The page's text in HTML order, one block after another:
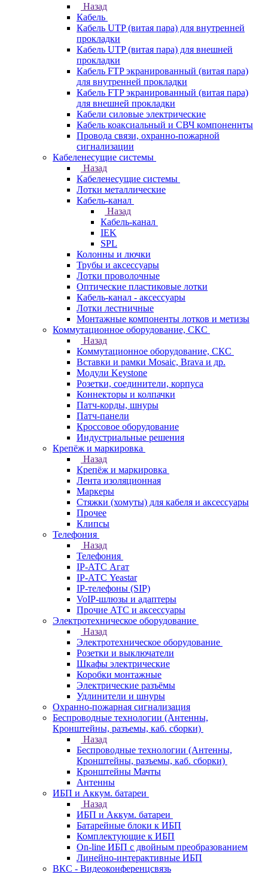
Назад
Кабель
Кабель UTP (витая пара) для внутренней
прокладки
Кабель UTP (витая пара) для внешней
прокладки
Кабель FTP экранированный (витая пара)
для внутренней прокладки
Кабель FTP экранированный (витая пара)
для внешней прокладки
Кабели силовые электрические
Кабель коаксиальный и СВЧ компоненнты
Провода связи, охранно-пожарной
сигнализации
Кабеленесущие системы
Назад
Кабеленесущие системы
Лотки металлические
Кабель-канал
Назад
Кабель-канал
IEK
SPL
Колонны и лючки
Трубы и аксессуары
Лотки проволочные
Оптические пластиковые лотки
Кабель-канал - аксессуары
Лотки лестничные
Монтажные компоненты лотков и метизы
Коммутационное оборудование, СКС
Назад
Коммутационное оборудование, СКС
Вставки и рамки Mosaic, Brava и др.
Модули Keystone
Розетки, соединители, корпуса
Коннекторы и колпачки
Патч-корды, шнуры
Патч-панели
Кроссовое оборудование
Индустриальные решения
Крепёж и маркировка
Назад
Крепёж и маркировка
Лента изоляционная
Маркеры
Стяжки (хомуты) для кабеля и аксессуары
Прочее
Клипсы
Телефония
Назад
Телефония
IP-АТС Агат
IP-АТС Yeastar
IP-телефоны (SIP)
VoIP-шлюзы и адаптеры
Прочие АТС и аксессуары
Электротехническое оборудование
Назад
Электротехническое оборудование
Розетки и выключатели
Шкафы электрические
Коробки монтажные
Электрические разъёмы
Удлинители и шнуры
Охранно-пожарная сигнализация
Беспроводные технологии (Антенны,
Кронштейны, разъемы, каб. сборки)
Назад
Беспроводные технологии (Антенны,
Кронштейны, разъемы, каб. сборки)
Кронштейны Мачты
Антенны
ИБП и Аккум. батареи
Назад
ИБП и Аккум. батареи
Батарейные блоки к ИБП
Комплектующие к ИБП
On-line ИБП с двойным преобразованием
Линейно-интерактивные ИБП
ВКС - Видеоконференцсвязь